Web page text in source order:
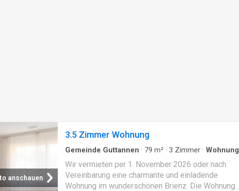
anschauen
3.5 Zimmer Wohnung
Gemeinde Guttannen · 79 m² · 3 Zimmer · Wohnung
Wir vermieten per 1. November 2026 oder nach
Vereinbarung eine charmante und einladende
Wohnung im wunderschönen Brienz. Die Wohnung